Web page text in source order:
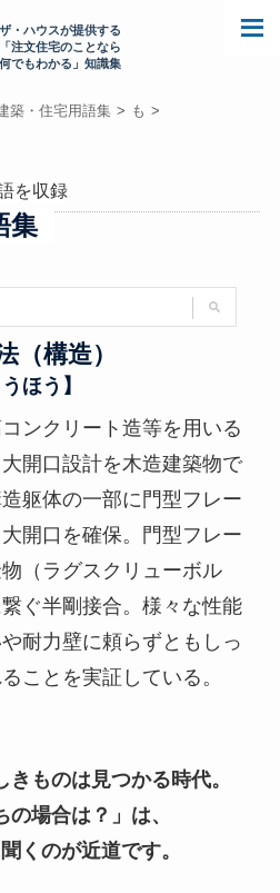
ザ・ハウスが提供する
「注文住宅のことなら
何でもわかる」知識集
築・住宅用語集
も
を収録
集
（構造）
ほう】
ンクリート造等を用いる
開口設計を木造建築物で
躯体の一部に門型フレー
開口を確保。門型フレー
（ラグスクリューボル
ぐ半剛接合。様々な性能
耐力壁に頼らずともしっ
ことを実証している。
ものは見つかる時代。
の場合は？」は、
くのが近道です。